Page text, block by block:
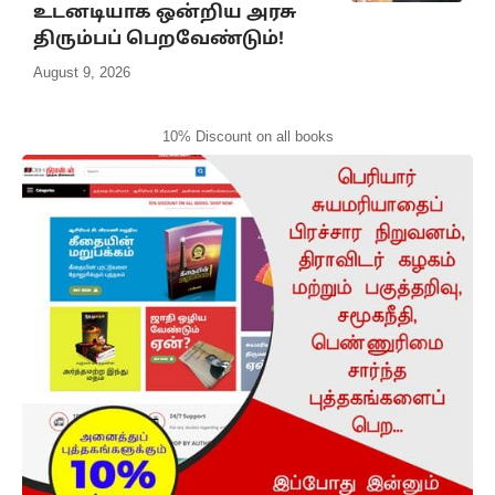
உடனடியாக ஒன்றிய அரசு
திரும்பப் பெறவேண்டும்!
August 9, 2026
10% Discount on all books